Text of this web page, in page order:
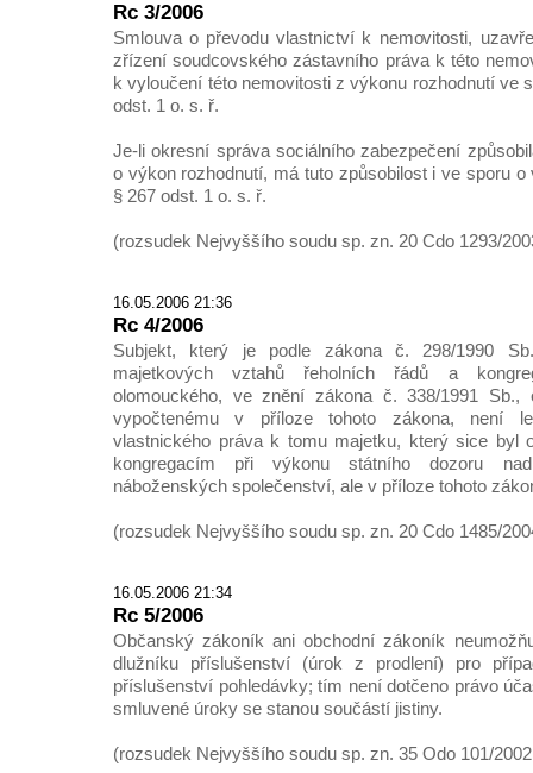
Rc 3/2006
Smlouva o převodu vlastnictví k nemovitosti,
zřízení soudcovského zástavního práva k této
k vyloučení této nemovitosti z výkonu rozhodnutí ve
odst. 1 o. s. ř.
Je-li okresní správa sociálního zabezpečení
o výkon rozhodnutí, má tuto způsobilost i ve sporu
§ 267 odst. 1 o. s. ř.
(rozsudek Nejvyššího soudu sp. zn. 20 Cdo 1293/
16.05.2006 21:36
Rc 4/2006
Subjekt, který je podle zákona č. 298/1990
majetkových vztahů řeholních řádů a
olomouckého, ve znění zákona č. 338/1991 Sb.,
vypočtenému v příloze tohoto zákona, není
vlastnického práva k tomu majetku, který sice byl
kongregacím při výkonu státního dozoru
náboženských společenství, ale v příloze tohoto
(rozsudek Nejvyššího soudu sp. zn. 20 Cdo 1485/
16.05.2006 21:34
Rc 5/2006
Občanský zákoník ani obchodní zákoník
dlužníku příslušenství (úrok z prodlení) pro
příslušenství pohledávky; tím není dotčeno právo
smluvené úroky se stanou součástí jistiny.
(rozsudek Nejvyššího soudu sp. zn. 35 Odo 101/